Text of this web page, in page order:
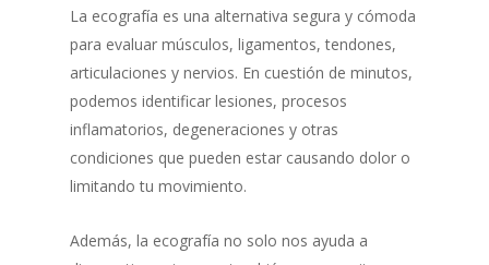
La ecografía es una alternativa segura y cómoda
para evaluar músculos, ligamentos, tendones,
articulaciones y nervios. En cuestión de minutos,
podemos identificar lesiones, procesos
inflamatorios, degeneraciones y otras
condiciones que pueden estar causando dolor o
limitando tu movimiento.
Además, la ecografía no solo nos ayuda a